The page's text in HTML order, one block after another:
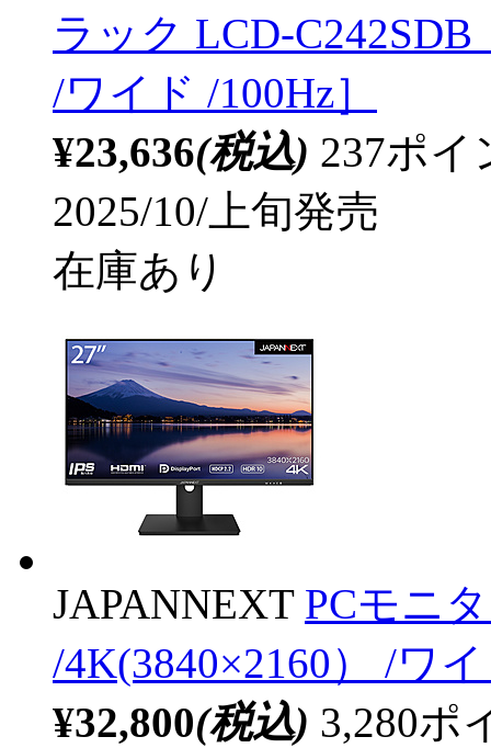
ラック LCD-C242SDB
/ワイド /100Hz］
¥23,636(税込) 237ポ
2025/10/上旬発売
在庫あり
JAPANNEXT PCモニ
/4K(3840×2160） /ワ
¥32,800(税込) 3,280ポ